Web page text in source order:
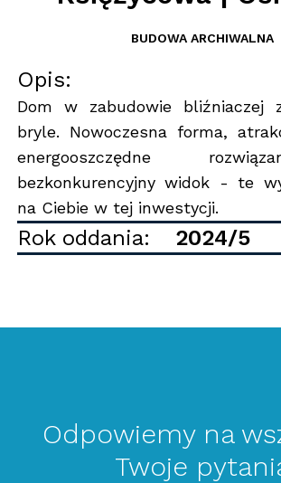
BUDOWA ARCHIWALNA
Opis:
Dom w zabudowie bliźniaczej
bryle. Nowoczesna forma,
energooszczędne
bezkonkurencyjny widok - te
na Ciebie w tej inwestycji.
Rok oddania: 2024/5
Odpowiemy na
Twoje